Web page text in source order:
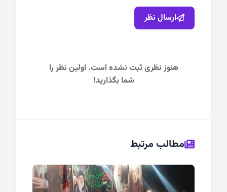
ارسال نظر
هنوز نظری ثبت نشده است. اولین نظر را
شما بگذارید!
مطالب مرتبط